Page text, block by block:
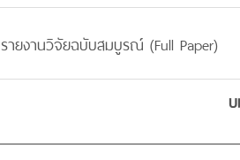
รายงานวิจัยฉบับสมบูรณ์ (Full Paper)